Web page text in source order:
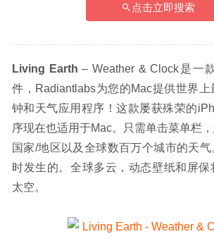
点击立即搜索
Living Earth – Weather & Clock是一
件，Radiantlabs为您的Mac提供世界
钟和天气应用程序！这款屡获殊荣的
序现在也适用于Mac。只需单击菜单栏
国家/地区以及全球数百万个城市的天
时发生的。全球多云，动态壁纸和屏
太空。